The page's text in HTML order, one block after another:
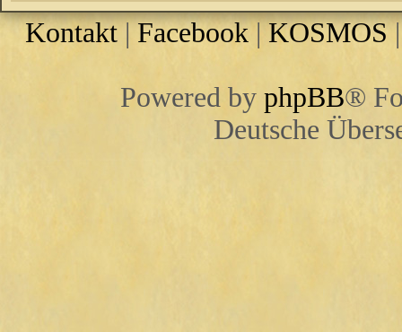
Kontakt | Facebook |KOSMOS
Powered by phpBB®
Deutsche